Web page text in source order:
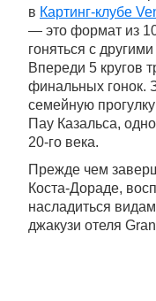
в Картинг-клубе
— это формат из
гоняться с
Впереди 5 кругов
финальных гонок.
семейную
Пау Казальса,
20-го века.
Прежде чем
Коста-Дораде,
насладиться
джакузи отеля